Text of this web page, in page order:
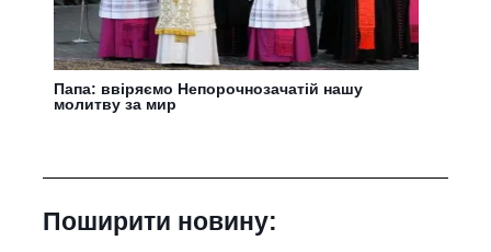
Папа: ввіряємо Непорочнозачатій нашу
молитву за мир
Поширити новину: